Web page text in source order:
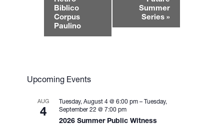
t
i
a
t
Biblico
Corpus
Paulino
Summer
Series »
Upcoming Events
AUG
4
Tuesday, August 4 @ 6:00 pm –
Tuesday,
September 22 @ 7:00 pm
2026 Summer Public Witness